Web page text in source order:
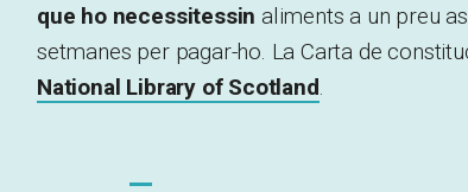
que ho necessitessin aliments a un preu
setmanes per pagar-ho. La Carta de
National Library of Scotland.